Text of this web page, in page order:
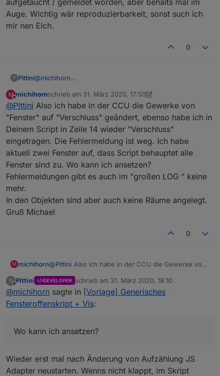
Öffnen/Schließen des einen States funktioniert es
nun wieder einwandfrei. Ich weiß nicht ob du damit
etwas anfangen kannst und obs überhaupt an
sowas bei einem Skript auffällt daher wollt ich dir
Auge. Wichtig wär reproduzierbarkeit, sonst such ich
mir nen Elch.
0
P Pittini@michihorn
dasses nicht am Skript sondern an Deinem System liegt.
Wenns den Sensor nicht gibt, haste ne Leiche in den
Aufzählungen. Öffne mal Aufzählungen > Funktionen,
scroll bis zum Punkt "Verschluss" oder was auch immer
Du für das Skript verwendest (Verschluss ist default) und
mach nen Screen den ich im ersten Post schon erbeten
hatte.
M
Offline
michihornschrieb am 31. März 2020, 17:50
zuletzt editiert von michihorn
@Pittini Also ich habe in der CCU die Gewerke von
"Fenster" auf "Verschluss" geändert, ebenso habe ich in
Deinem Script in Zeile 14 wieder "Verschluss"
eingetragen. Die Fehlermeldung ist weg. Ich habe
aktuell zwei Fenster auf, dass Script behauptet alle
Fenster sind zu. Wo kann ich ansetzen?
Fehlermeldungen gibt es auch im "großen LOG " keine
mehr.
In den Objekten sind aber auch keine Räume angelegt.
Gruß Michael
0
M michihorn@Pittini Also ich habe in der CCU die Gewerke von
ich in Deinem Script in Zeile 14 wieder "Verschluss"
eingetragen. Die Fehlermeldung ist weg. Ich habe
aktuell zwei Fenster auf, dass Script behauptet alle
Fenster sind zu. Wo kann ich ansetzen?
keine mehr.
Gruß Michael
P
Offline
Pittini DEVELOPER schrieb am 31. März 2020, 18:10
zuletzt editiert von
@michihorn sagte in [Vorlage] Generisches
Fensteroffenskript + Vis:
Wo kann ich ansetzen?
Wieder erst mal nach Änderung von Aufzählung JS
Adapter neustarten. Wenns nicht klappt, im Skript